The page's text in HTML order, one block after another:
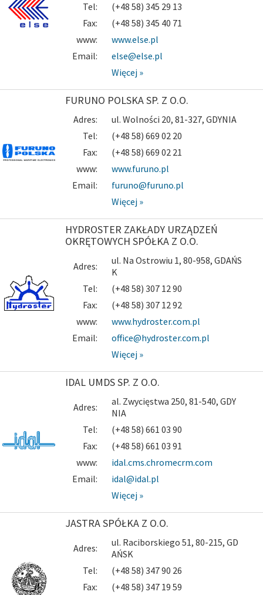
Tel:
(+48 58) 345 29 13
Fax:
(+48 58) 345 40 71
www:
www.else.pl
Email:
else@else.pl
Więcej »
FURUNO POLSKA SP. Z O.O.
Adres:
ul. Wolności 20, 81-327, GDYNIA
Tel:
(+48 58) 669 02 20
Fax:
(+48 58) 669 02 21
www:
www.furuno.pl
Email:
furuno@furuno.pl
Więcej »
HYDROSTER ZAKŁADY URZĄDZEŃ
OKRĘTOWYCH SPÓŁKA Z O.O.
Adres:
ul. Na Ostrowiu 1, 80-958, GDAŃS
K
Tel:
(+48 58) 307 12 90
Fax:
(+48 58) 307 12 92
www:
www.hydroster.com.pl
Email:
office@hydroster.com.pl
Więcej »
IDAL UMDS SP. Z O.O.
Adres:
al. Zwycięstwa 250, 81-540, GDY
NIA
Tel:
(+48 58) 661 03 90
Fax:
(+48 58) 661 03 91
www:
idal.cms.chromecrm.com
Email:
idal@idal.pl
Więcej »
JASTRA SPÓŁKA Z O.O.
Adres:
ul. Raciborskiego 51, 80-215, GD
AŃSK
Tel:
(+48 58) 347 90 26
Fax:
(+48 58) 347 19 59